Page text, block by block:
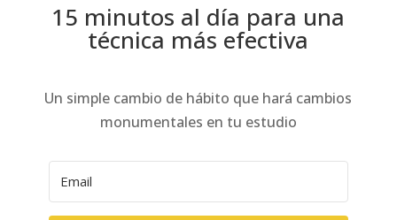
15 minutos al día para una
técnica más efectiva
Un simple cambio de hábito que hará cambios
monumentales en tu estudio